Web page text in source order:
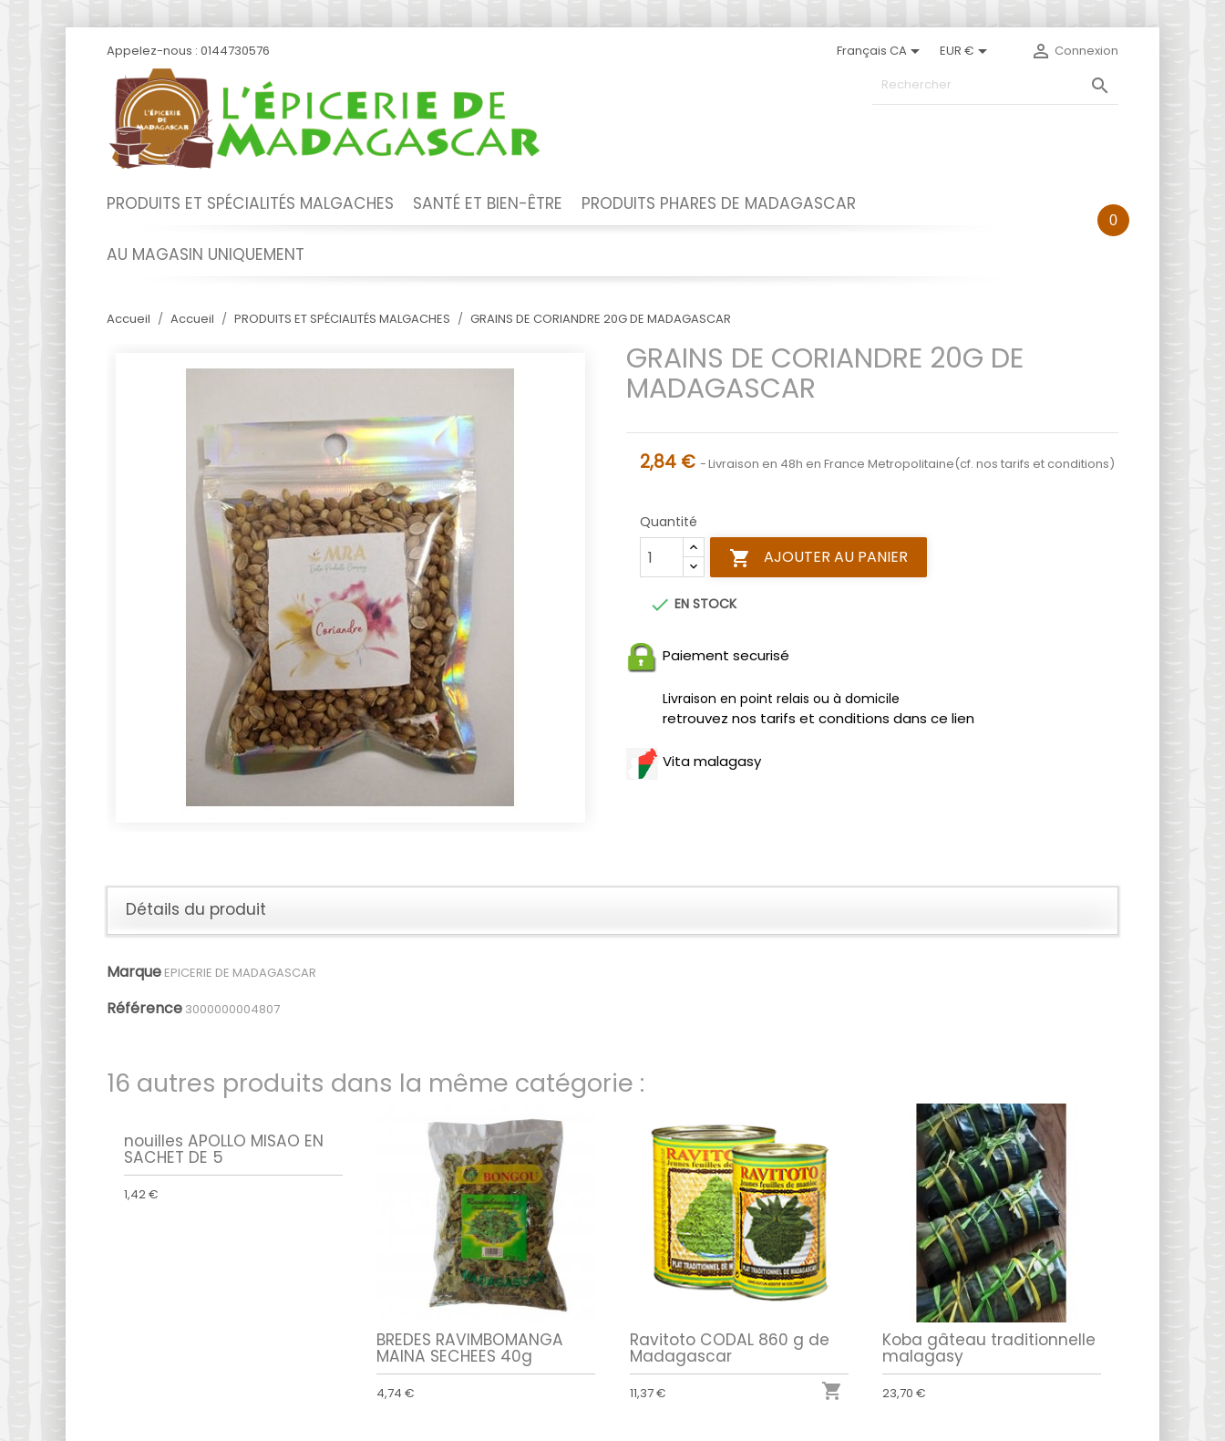
Appelez-nous : 0144730576 Français CA EUR €  Connexion

PRODUITS ET SPÉCIALITÉS MALGACHES SANTÉ ET BIEN-ÊTRE PRODUITS PHARES DE MADAGASCAR
AU MAGASIN UNIQUEMENT
0
Accueil Accueil PRODUITS ET SPÉCIALITÉS MALGACHES GRAINS DE CORIANDRE 20G DE MADAGASCAR
GRAINS DE CORIANDRE 20G DE
MADAGASCAR
2,84 € Livraison en 48h en France Metropolitaine(cf. nos tarifs et conditions)
Quantité
 AJOUTER AU PANIER
 EN STOCK
Paiement securisé
Livraison en point relais ou à domicile
retrouvez nos tarifs et conditions dans ce lien
Vita malagasy
Détails du produit
Marque EPICERIE DE MADAGASCAR
Référence 3000000004807
16 autres produits dans la même catégorie :
nouilles APOLLO MISAO EN
SACHET DE 5
1,42 €
BREDES RAVIMBOMANGA
MAINA SECHEES 40g
4,74 €
Ravitoto CODAL 860 g de
Madagascar
11,37 € 
Koba gâteau traditionnelle
malagasy
23,70 €